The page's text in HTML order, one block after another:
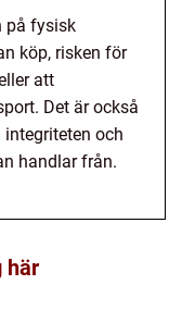
på fysisk
köp, risken för
att
Det är också
och
handlar från.
här